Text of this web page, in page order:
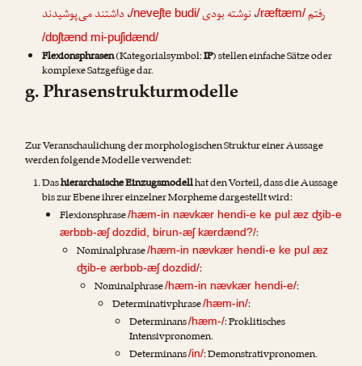
رفتم/ræftæm/،نوشته بودی/neveʃte budi/،داشتند می‌پوشیدند
/dɒʃtænd mi-puʃidænd/
Flexionsphrasen(Kategorialsymbol:IP) stellen einfache Sätze oder
komplexe Satzgefüge dar.
g. Phrasenstrukturmodelle
Zur Veranschaulichung der morphologischen Struktur einer Aussage
werden folgende Modelle verwendet:
Dashierarchaische Einzugsmodellhat den Vorteil, dass die Aussage
bis zur Ebene ihrer einzelner Morpheme dargestellt wird:
Flexionsphrase/hæm-in nævkær hendi-e ke pul æz ʤib-e
ærbɒb-æʃ dozdid, birun-æʃ kærdænd?/:
Nominalphrase/hæm-in nævkær hendi-e ke pul æz
ʤib-e ærbɒb-æʃ dozdid/:
Nominalphrase/hæm-in nævkær hendi-e/:
Determinativphrase/hæm-in/:
Determinans/hæm-/: Proklitisches
Intensivpronomen.
Determinans/in/: Demonstrativpronomen.